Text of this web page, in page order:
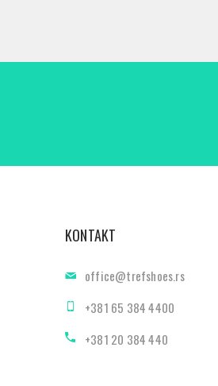
KONTAKT
office@trefshoes.rs
+381 65 384 4400
+381 20 384 440